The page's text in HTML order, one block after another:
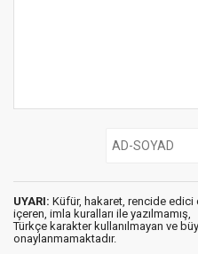
UYARI: Küfür, hakaret, rencide edici
içeren, imla kuralları ile yazılmamış,
Türkçe karakter kullanılmayan ve
onaylanmamaktadır.